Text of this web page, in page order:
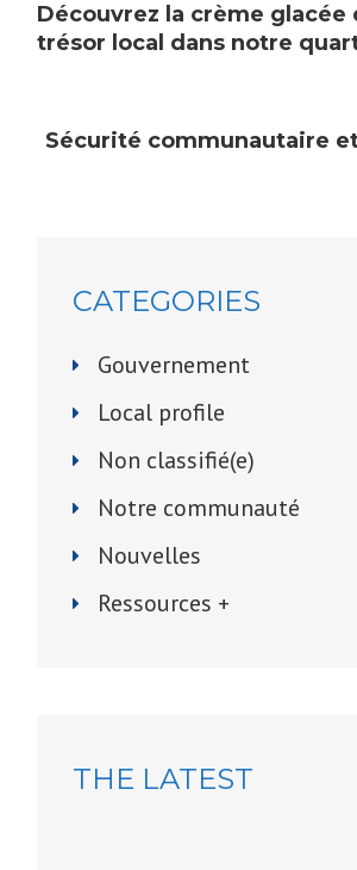
Découvrez la crème glacée
trésor local dans notre
Sécurité communautaire
CATEGORIES
Gouvernement
Local profile
Non classifié(e)
Notre communauté
Nouvelles
Ressources +
THE LATEST